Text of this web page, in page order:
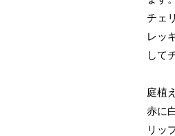
チェ
レッ
して
庭植
赤に
リッ